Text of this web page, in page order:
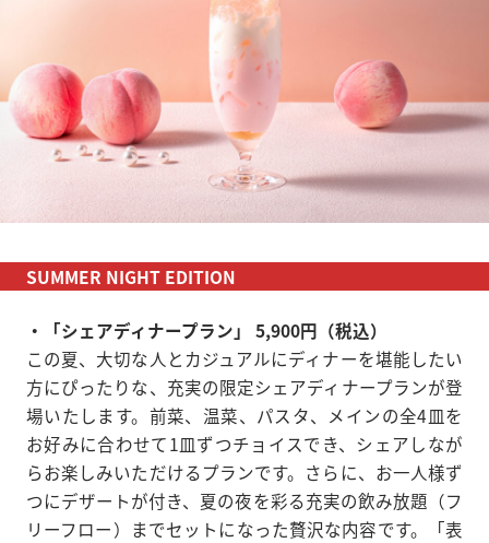
SUMMER NIGHT EDITION
・「シェアディナープラン」 5,900円（税込）
この夏、大切な人とカジュアルにディナーを堪能したい
方にぴったりな、充実の限定シェアディナープランが登
場いたします。前菜、温菜、パスタ、メインの全4皿を
お好みに合わせて1皿ずつチョイスでき、シェアしなが
らお楽しみいただけるプランです。さらに、お一人様ず
つにデザートが付き、夏の夜を彩る充実の飲み放題（フ
リーフロー）までセットになった贅沢な内容です。「表